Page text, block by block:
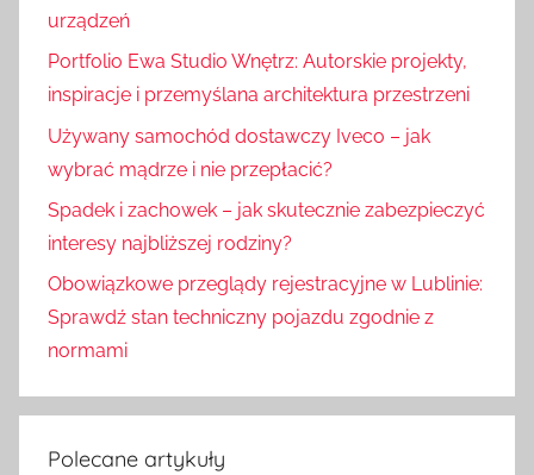
urządzeń
Portfolio Ewa Studio Wnętrz: Autorskie projekty,
inspiracje i przemyślana architektura przestrzeni
Używany samochód dostawczy Iveco – jak
wybrać mądrze i nie przepłacić?
Spadek i zachowek – jak skutecznie zabezpieczyć
interesy najbliższej rodziny?
Obowiązkowe przeglądy rejestracyjne w Lublinie:
Sprawdź stan techniczny pojazdu zgodnie z
normami
Polecane artykuły